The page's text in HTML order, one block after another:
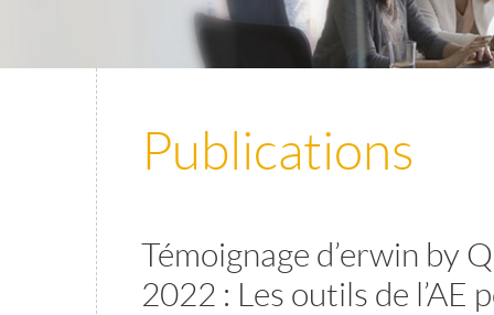
Publications
Témoignage d’erwin by
2022 : Les outils de l’AE